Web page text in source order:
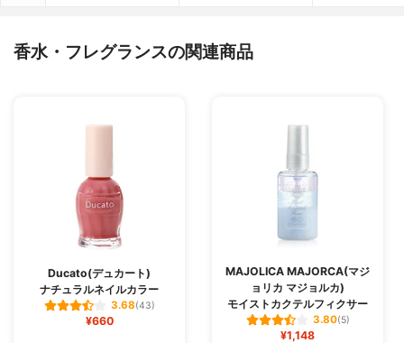
香水・フレグランスの関連商品
Ducato(デュカート)
ナチュラルネイルカラー
3.68(43)
¥660
MAJOLICA MAJORCA(マジ
ョリカ マジョルカ)
モイストカクテルフィクサー
3.80(5)
¥1,148